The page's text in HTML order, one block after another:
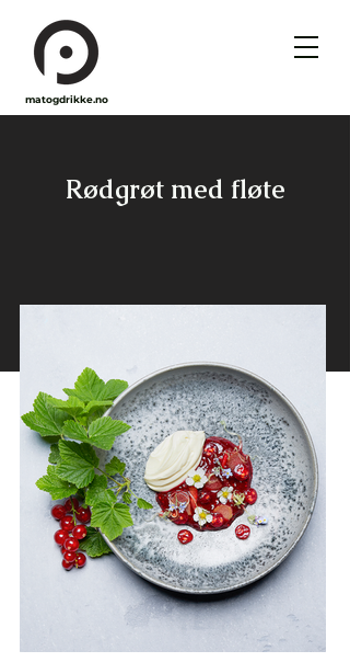
matogdrikke.no
Rødgrøt med fløte